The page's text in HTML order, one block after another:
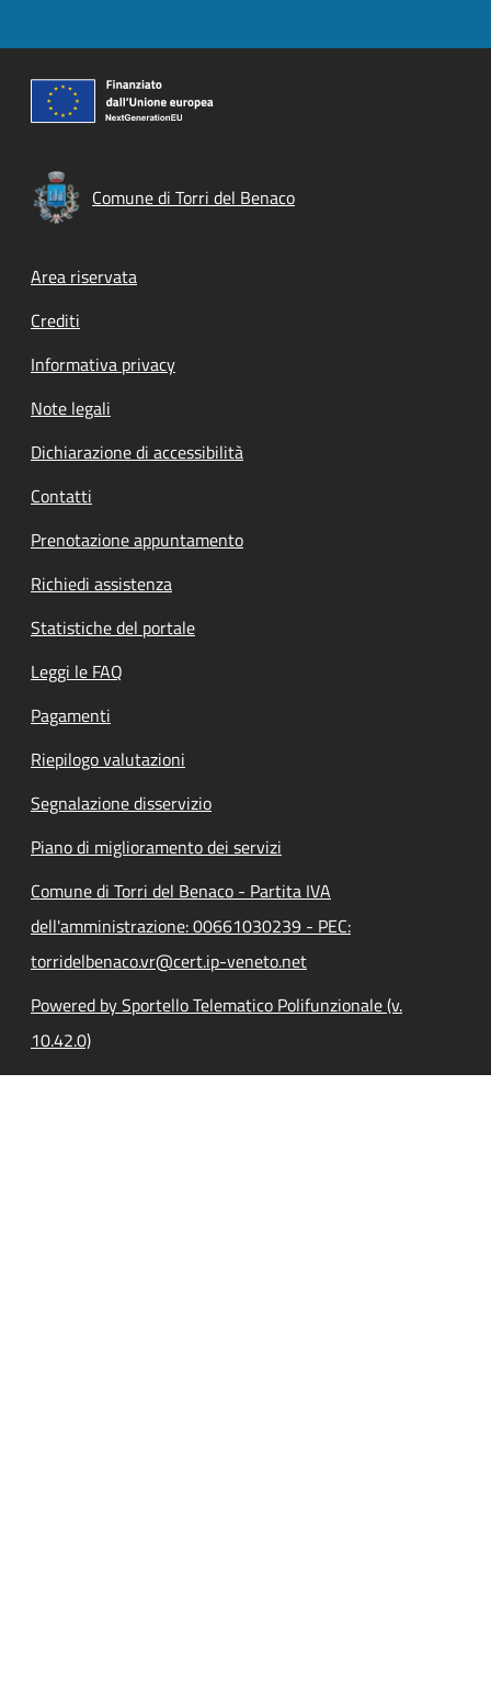
Comune di Torri del Benaco
Footer menu
Area riservata
Crediti
Informativa privacy
Note legali
Dichiarazione di accessibilità
Contatti
Prenotazione appuntamento
Richiedi assistenza
Statistiche del portale
Leggi le FAQ
Pagamenti
Riepilogo valutazioni
Segnalazione disservizio
Piano di miglioramento dei servizi
Comune di Torri del Benaco - Partita IVA
dell'amministrazione: 00661030239 - PEC:
torridelbenaco.vr@cert.ip-veneto.net
Powered by Sportello Telematico Polifunzionale (v.
10.42.0)